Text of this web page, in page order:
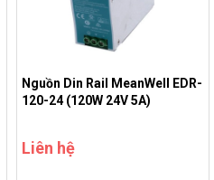
Nguồn Din Rail MeanWell EDR-
120-24 (120W 24V 5A)
Liên hệ